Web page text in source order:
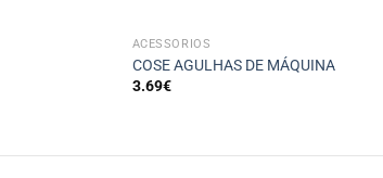
ACESSÓRIOS
COSE AGULHAS DE MÁQUINA
3.69€